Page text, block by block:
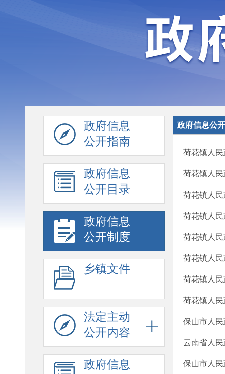
政府信息
公开指南
政府信息
公开目录
政府信息
公开制度
乡镇文件
法定主动
公开内容
政府信息
政府信息公
荷花镇人
荷花镇人
荷花镇人
荷花镇人
荷花镇人
荷花镇人
荷花镇人
荷花镇人
保山市人
云南省人
保山市人